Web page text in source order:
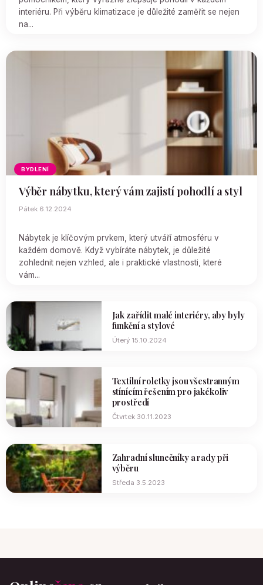
interiéru. Při výběru klimatizace je důležité zaměřit se nejen
na...
BYDLENÍ
Výběr nábytku, který vám zajistí pohodlí a styl
Pátek 6.12.2024
Nábytek je klíčovým prvkem, který utváří atmosféru v
každém domově. Když vybíráte nábytek, je důležité
zohlednit nejen vzhled, ale i praktické vlastnosti, které
vám...
Jak zařídit malé interiéry, aby byly
funkční a stylové
Úterý 15.10.2024
Textilní roletky jsou všestranným
stínícím řešením pro jakékoliv
prostředí
Čtvrtek 30.11.2023
Zahradní slunečníky a rady při
výběru
Středa 3.5.2023